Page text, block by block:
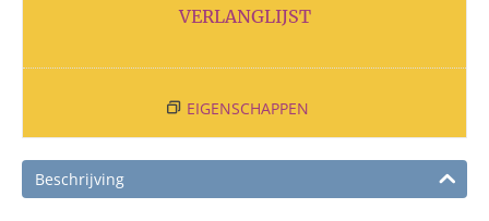
VERLANGLIJST
EIGENSCHAPPEN
Beschrijving